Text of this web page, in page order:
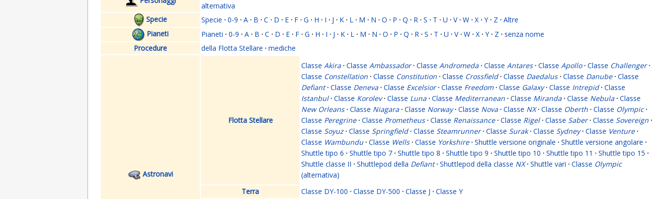
alternativa
Specie
Specie · 0-9 · A · B · C · D · E · F · G · H · I · J · K · L · M · N · O · P · Q · R · S · T · U · V · W · X · Y · Z · Altre
Pianeti
Pianeti · 0-9 · A · B · C · D · E · F · G · H · I · J · K · L · M · N · O · P · Q · R · S · T · U · V · W · X · Y · Z · senza nome
Procedure
della Flotta Stellare · mediche
Astronavi
Flotta Stellare
Classe Akira · Classe Ambassador · Classe Andromeda · Classe Antares · Classe Apollo · Classe Challenger ·
Classe Constellation · Classe Constitution · Classe Crossfield · Classe Daedalus · Classe Danube · Classe
Defiant · Classe Deneva · Classe Excelsior · Classe Freedom · Classe Galaxy · Classe Intrepid · Classe
Istanbul · Classe Korolev · Classe Luna · Classe Mediterranean · Classe Miranda · Classe Nebula · Classe
New Orleans · Classe Niagara · Classe Norway · Classe Nova · Classe NX · Classe Oberth · Classe Olympic ·
Classe Peregrine · Classe Prometheus · Classe Renaissance · Classe Rigel · Classe Saber · Classe Sovereign ·
Classe Soyuz · Classe Springfield · Classe Steamrunner · Classe Surak · Classe Sydney · Classe Venture ·
Classe Wambundu · Classe Wells · Classe Yorkshire · Shuttle versione originale · Shuttle versione angolare ·
Shuttle tipo 6 · Shuttle tipo 7 · Shuttle tipo 8 · Shuttle tipo 9 · Shuttle tipo 10 · Shuttle tipo 11 · Shuttle tipo 15 ·
Shuttle classe II · Shuttlepod della Defiant · Shuttlepod della classe NX · Shuttle vari · Classe Olympic
(alternativa)
Terra
Classe DY-100 · Classe DY-500 · Classe J · Classe Y